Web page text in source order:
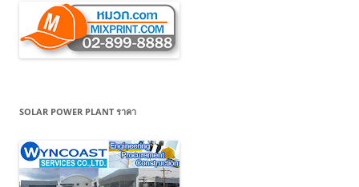
SOLAR POWER PLANT ราคา